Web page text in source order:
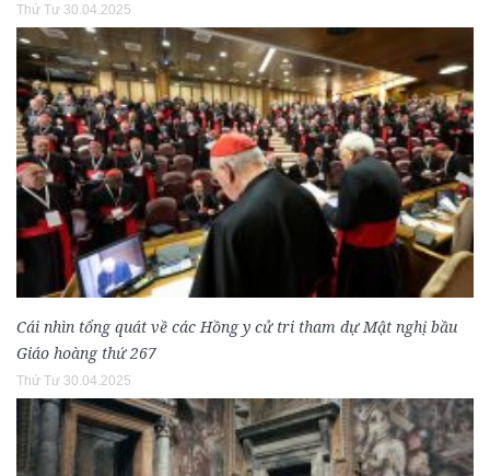
Thứ Tư 30.04.2025
Cái nhìn tổng quát về các Hồng y cử tri tham dự Mật nghị bầu
Giáo hoàng thứ 267
Thứ Tư 30.04.2025